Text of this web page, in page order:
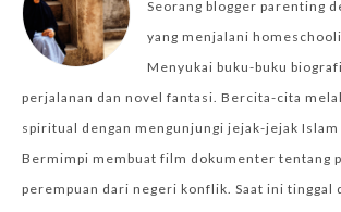
Seorang blogger parenting
yang menjalani
Menyukai buku-buku
perjalanan dan novel fantasi. Bercita-cita
spiritual dengan mengunjungi jejak-jejak
Bermimpi membuat film dokumenter tentang
perempuan dari negeri konflik. Saat ini tinggal